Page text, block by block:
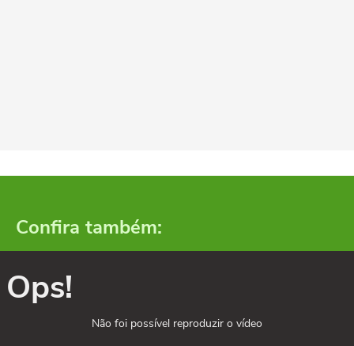
Confira também:
Ops!
Não foi possível reproduzir o vídeo